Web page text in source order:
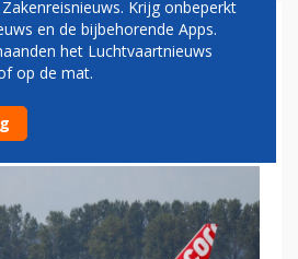
NIEUWE 737
VOOR HET
Krijg onbeperkt
en de bijbehorende Apps.
het Luchtvaartnieuws
op de mat.